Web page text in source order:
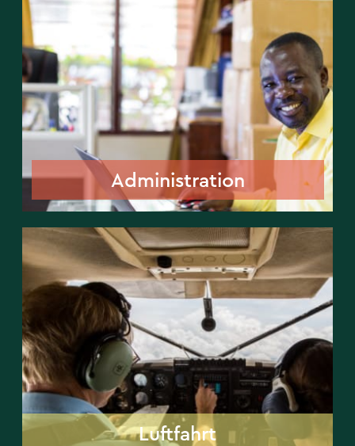
Administration
Administration
Luftfahrt
Luftfahrt